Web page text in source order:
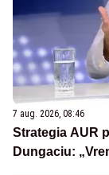
7 aug. 2026, 08:46
Strategia AUR
Dungaciu: